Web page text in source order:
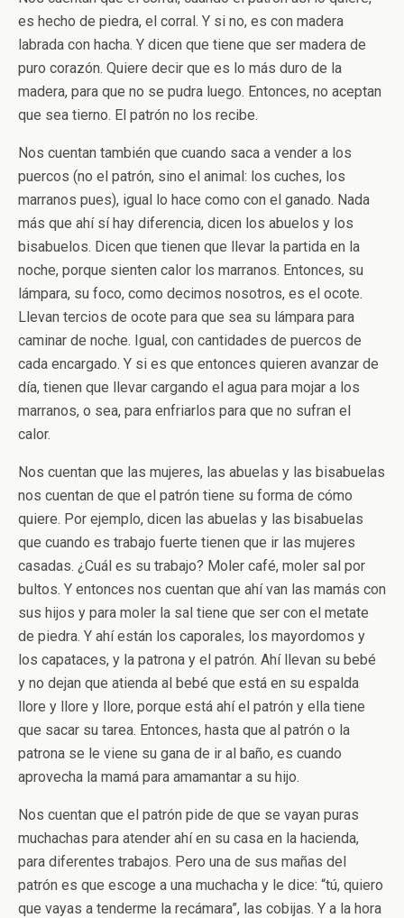
es hecho de piedra, el corral. Y si no, es con madera
labrada con hacha. Y dicen que tiene que ser madera de
puro corazón. Quiere decir que es lo más duro de la
madera, para que no se pudra luego. Entonces, no aceptan
que sea tierno. El patrón no los recibe.
Nos cuentan también que cuando saca a vender a los
puercos (no el patrón, sino el animal: los cuches, los
marranos pues), igual lo hace como con el ganado. Nada
más que ahí sí hay diferencia, dicen los abuelos y los
bisabuelos. Dicen que tienen que llevar la partida en la
noche, porque sienten calor los marranos. Entonces, su
lámpara, su foco, como decimos nosotros, es el ocote.
Llevan tercios de ocote para que sea su lámpara para
caminar de noche. Igual, con cantidades de puercos de
cada encargado. Y si es que entonces quieren avanzar de
día, tienen que llevar cargando el agua para mojar a los
marranos, o sea, para enfriarlos para que no sufran el
calor.
Nos cuentan que las mujeres, las abuelas y las bisabuelas
nos cuentan de que el patrón tiene su forma de cómo
quiere. Por ejemplo, dicen las abuelas y las bisabuelas
que cuando es trabajo fuerte tienen que ir las mujeres
casadas. ¿Cuál es su trabajo? Moler café, moler sal por
bultos. Y entonces nos cuentan que ahí van las mamás con
sus hijos y para moler la sal tiene que ser con el metate
de piedra. Y ahí están los caporales, los mayordomos y
los capataces, y la patrona y el patrón. Ahí llevan su bebé
y no dejan que atienda al bebé que está en su espalda
llore y llore y llore, porque está ahí el patrón y ella tiene
que sacar su tarea. Entonces, hasta que al patrón o la
patrona se le viene su gana de ir al baño, es cuando
aprovecha la mamá para amamantar a su hijo.
Nos cuentan que el patrón pide de que se vayan puras
muchachas para atender ahí en su casa en la hacienda,
para diferentes trabajos. Pero una de sus mañas del
patrón es que escoge a una muchacha y le dice: “tú, quiero
que vayas a tenderme la recámara”, las cobijas. Y a la hora